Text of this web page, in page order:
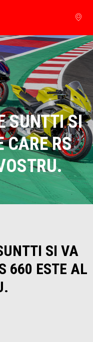
principal
SUNTTI SI
CARE RS
SI VA
660 ESTE AL